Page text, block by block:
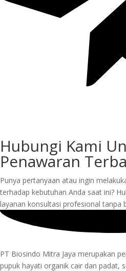
Hubungi Kami
Penawaran
Punya pertanyaan atau ingin
terhadap kebutuhan Anda saat ini?
layanan konsultasi profesional tanpa
PT Biosindo Mitra Jaya merupakan
pupuk hayati organik cair dan padat,